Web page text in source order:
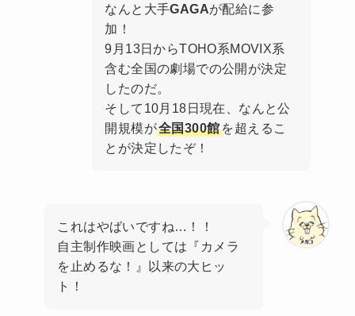
なんと大手GAGAが配給に参
加！
9月13日からTOHO系MOVIX系
含む全国の劇場での公開が決定
したのだ。
そして10月18日現在、なんと公
開規模が全国300館を超えるこ
とが決定したぞ！
これはやばいですね…！！
自主制作映画としては『カメラ
を止めるな！』以来の大ヒッ
ト！